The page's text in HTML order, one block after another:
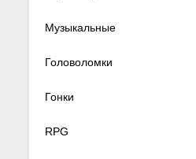
Музыкальные
Головоломки
Гонки
RPG